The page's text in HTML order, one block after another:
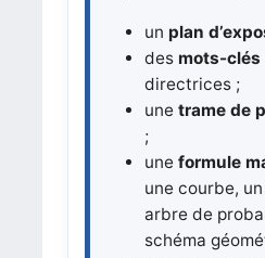
un plan
des mots-clés
directrices ;
une trame de
;
une formule
une courbe,
arbre de
schéma